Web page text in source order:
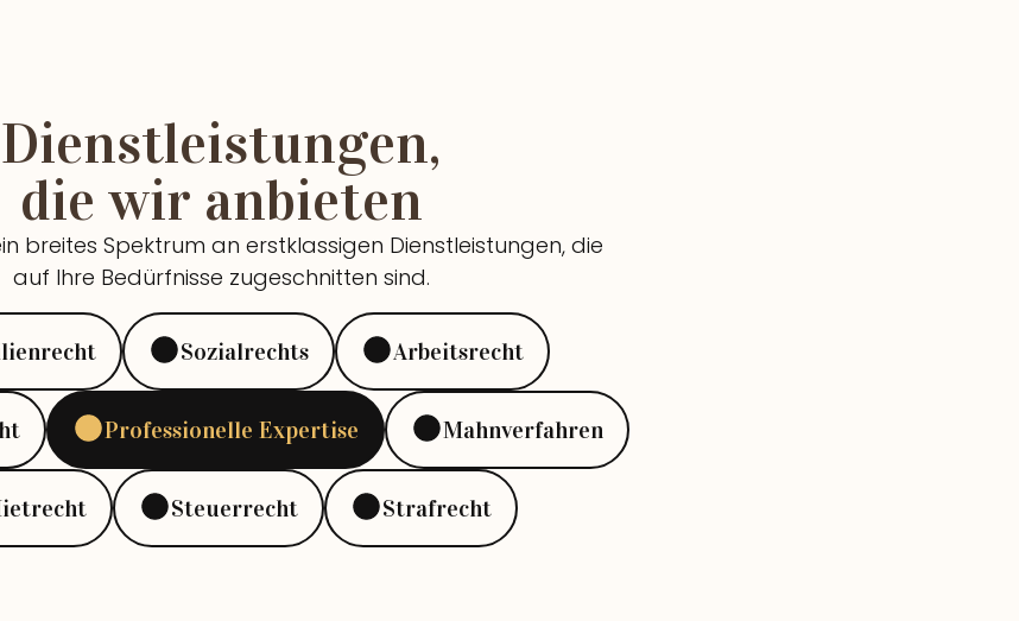
Dienstleistungen,
die wir anbieten
breites Spektrum an erstklassigen Dienstleistungen, die
auf Ihre Bedürfnisse zugeschnitten sind.
Sozialrechts Arbeitsrecht
Professionelle Expertise Mahnverfahren
Steuerrecht Strafrecht